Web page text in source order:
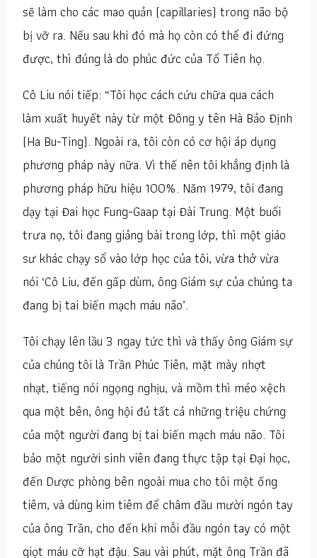
sẽ làm cho các mao quản (capillaries) trong não bộ
bị vỡ ra. Nếu sau khi đó mà họ còn có thể đi đứng
được, thì đúng là do phúc đức của Tổ Tiên họ.
Cô Liu nói tiếp: “Tôi học cách cứu chữa qua cách
làm xuất huyết này từ một Đông y tên Hà Bảo Định
(Ha Bu-Ting). Ngoài ra, tôi còn có cơ hội áp dụng
phương pháp này nữa. Vì thế nên tôi khẳng định là
phương pháp hữu hiệu 100%. Năm 1979, tôi đang
dạy tại Đai học Fung-Gaap tại Đài Trung. Một buổi
trưa nọ, tôi đang giảng bài trong lớp, thì một giáo
sư khác chạy sổ vào lớp học của tôi, vừa thở vừa
nói ‘Cô Liu, đến gấp dùm, ông Giám sự của chúng ta
đang bị tai biến mạch máu não’.
Tôi chạy lên lầu 3 ngay tức thì và thấy ông Giám sự
của chúng tôi là Trần Phúc Tiên, mặt mày nhợt
nhạt, tiếng nói ngọng nghịu, và mồm thì méo xệch
qua một bên, ông hội đủ tất cả những triệu chứng
của một người đang bị tai biến mạch máu não. Tôi
bảo một người sinh viên đang thực tập tại Đại học,
đến Dược phòng bên ngoài mua cho tôi một ống
tiêm, và dùng kim tiêm để châm đầu mười ngón tay
của ông Trần, cho đến khi mỗi đầu ngón tay có một
giọt máu cỡ hạt đậu. Sau vài phút, mặt ông Trần đã